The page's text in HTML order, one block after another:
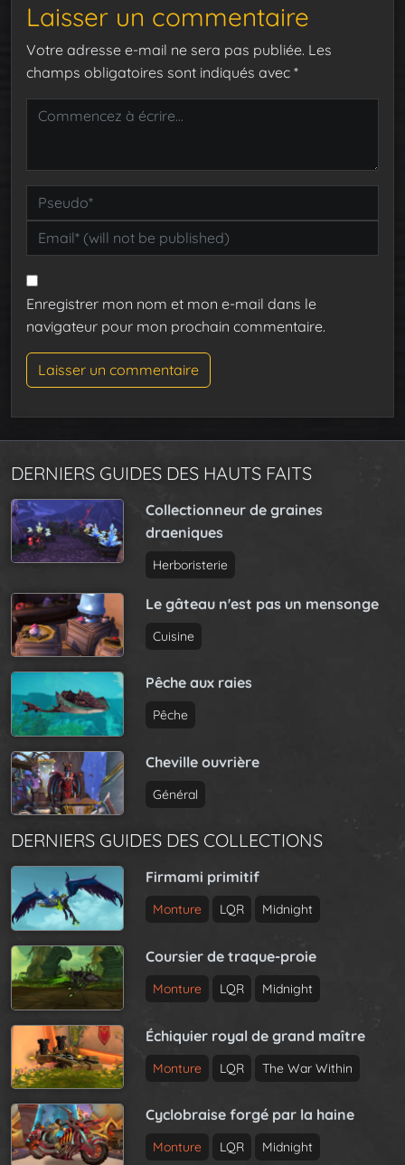
Laisser un commentaire
Votre adresse e-mail ne sera pas publiée. Les
champs obligatoires sont indiqués avec *
Enregistrer mon nom et mon e-mail dans le
navigateur pour mon prochain commentaire.
DERNIERS GUIDES DES HAUTS FAITS
Collectionneur de graines
draeniques
Herboristerie
Le gâteau n'est pas un mensonge
Cuisine
Pêche aux raies
Pêche
Cheville ouvrière
Général
DERNIERS GUIDES DES COLLECTIONS
Firmami primitif
Monture LQR Midnight
Coursier de traque-proie
Monture LQR Midnight
Échiquier royal de grand maître
Monture LQR The War Within
Cyclobraise forgé par la haine
Monture LQR Midnight